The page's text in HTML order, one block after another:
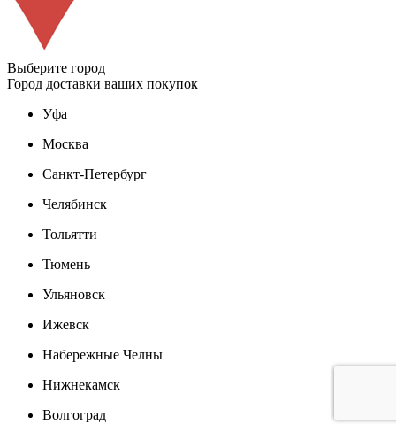
Выберите город
Город доставки ваших покупок
Уфа
Москва
Санкт-Петербург
Челябинск
Тольятти
Тюмень
Ульяновск
Ижевск
Набережные Челны
Нижнекамск
Волгоград